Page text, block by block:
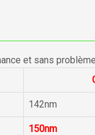
et sans
142nm
150nm